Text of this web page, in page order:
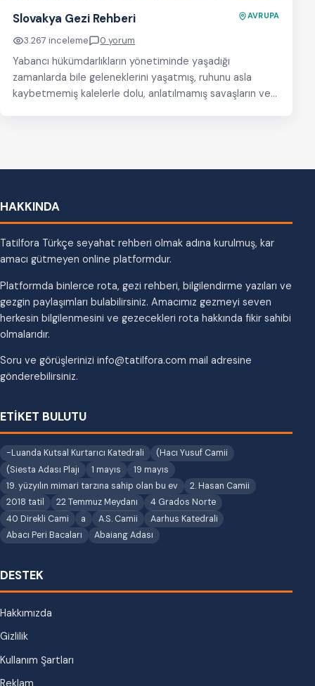
Slovakya Gezi Rehberi AVRUPA
3.267 inceleme 0 yorum
Yabancı hükümdarlıkların yönetiminde yaşadığı
zamanlarda bile geleneklerini yaşatmış, ruhunu asla
kaybetmemiş kalelerle dolu, anlatılmamış savaşların ve
HAKKINDA
Tatilfora Türkçe seyahat rehberi olmak adına kurulmuş, kar
amacı gütmeyen online platformdur.
Platformda binlerce rota, gezi rehberi, bilgilendirme yazıları ve
gezgin paylaşımları bulabilirsiniz. Amacımız gezmeyi seven
herkesin bilgilenmesini ve gezecekleri rota hakkında fikir sahibi
olmalarıdır.
Soru ve görüşlerinizi info@tatilfora.com mail adresine
gönderebilirsiniz.
ETİKET BULUTU
-Luanda Kutsal Kurtarıcı Katedrali
(Hacı Yusuf Camii
(Siesta Adası Plajı
1 mayıs
19 mayıs
19. yüzyılın mimari tarzına sahip olan bu ev
2. Hasan Camii
2018 tatil
22 Temmuz Meydanı
4 Grados Norte
40 Direkli Cami
a A.S. Camii
Aarhus Katedrali
Abacı Peri Bacaları
Abaiang Adası
DESTEK
Hakkımızda
Gizlilik
Kullanım Şartları
Reklam